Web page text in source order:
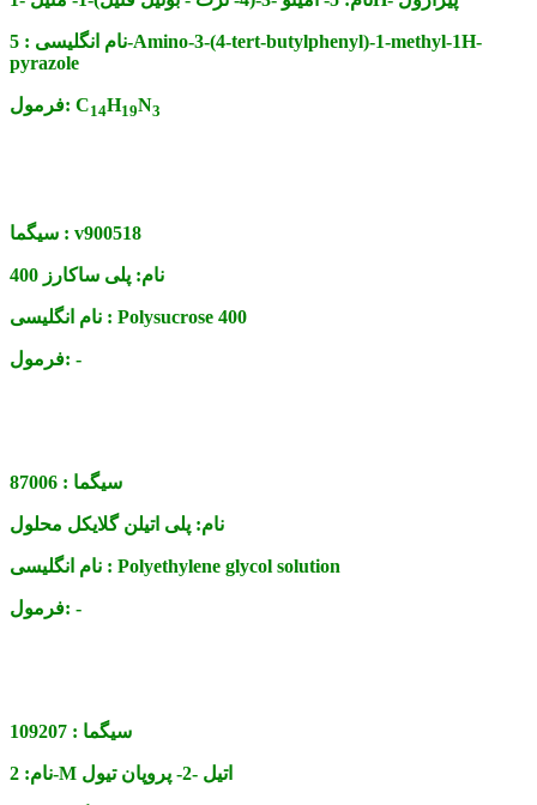
نام انگلیسی : 5-Amino-3-(4-tert-butylphenyl)-1-methyl-1H-
pyrazole
فرمول: C14H19N3
سیگما : v900518
نام: پلی ساکارز 400
نام انگلیسی : Polysucrose 400
فرمول: -
سیگما : 87006
نام: پلی اتیلن گلایکل محلول
نام انگلیسی : Polyethylene glycol solution
فرمول: -
سیگما : 109207
نام: 2-M اتیل -2- پروپان تیول